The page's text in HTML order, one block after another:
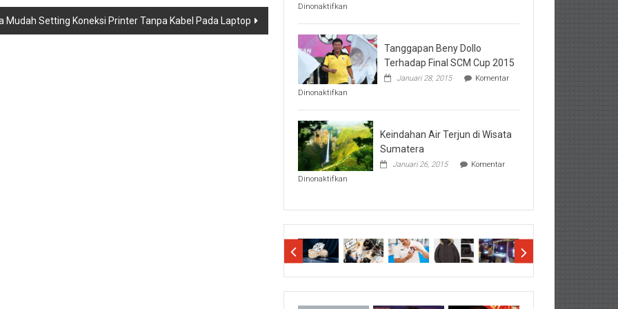
Mudah Setting Koneksi Printer Tanpa Kabel Pada Laptop
Dinonaktifkan
Hal-
Hal
Penting
Sebelum
Lihat
Hasil
Tanggapan Beny Dollo
Terhadap Final SCM Cup 2015
Januari 28, 2015
Komentar
Dinonaktifkan
Beny
Dollo
Terhadap
Final
SCM
Cup
Keindahan Air Terjun di Wisata
Sumatera
Januari 26, 2015
Komentar
Dinonaktifkan
Terjun
Sumatera